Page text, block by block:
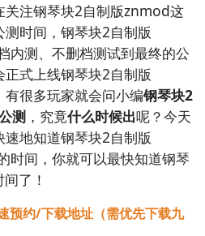
榜竞技与好友比拼。游戏收
简洁操作直观，兼具怀旧情
节奏类网游中的代表作之
乐节奏网络游戏，以赛博朋
推进与音乐挑战。玩家通过
节奏完成谱面，支持全球排
准的原创电子音乐与动态视
爱，具备较强的在线竞争与
关注钢琴块2自制版znmod这
时间，钢琴块2自制版
内测、不删档测试到最终的公
式上线钢琴块2自制版
很多玩家就会问小编钢琴块2
测，究竟什么时候出呢？今天
地知道钢琴块2自制版
时间，你就可以最快知道钢琴
了！
预约/下载地址（需优先下载九